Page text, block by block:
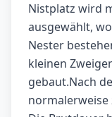
Nistplatz wird
ausgewählt,
Nester
kleinen
gebaut.Nach
normalerweise